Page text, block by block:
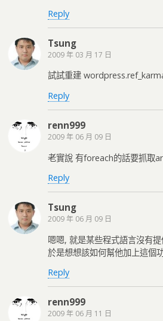
Reply
Tsung
2009 年 03 月 17 日
試試重建
Reply
renn999
2009 年 06 月 09 日
老實說 有foreach的話要抓取
Reply
Tsung
2009 年 06 月 09 日
嗯嗯, 就是某些程式語言沒有
於是想想該如何幫他加上這個
Reply
renn999
2009 年 06 月 11 日